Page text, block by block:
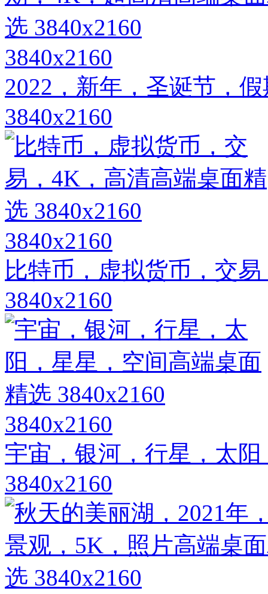
3840x2160
2022，新年，圣诞节，
3840x2160
3840x2160
比特币，虚拟货币，交
3840x2160
3840x2160
宇宙，银河，行星，太
3840x2160